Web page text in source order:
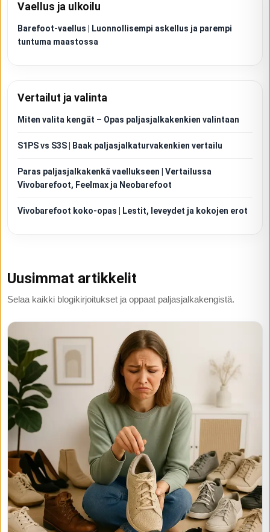
Vaellus ja ulkoilu
Barefoot-vaellus | Luonnollisempi askellus ja parempi
tuntuma maastossa
Vertailut ja valinta
Miten valita kengät – Opas paljasjalkakenkien valintaan
S1PS vs S3S | Baak paljasjalkaturvakenkien vertailu
Paras paljasjalkakenkä vaellukseen | Vertailussa
Vivobarefoot, Feelmax ja Neobarefoot
Vivobarefoot koko-opas | Lestit, leveydet ja kokojen erot
Uusimmat artikkelit
Selaa kaikki blogikirjoitukset ja oppaat paljasjalkakengistä.